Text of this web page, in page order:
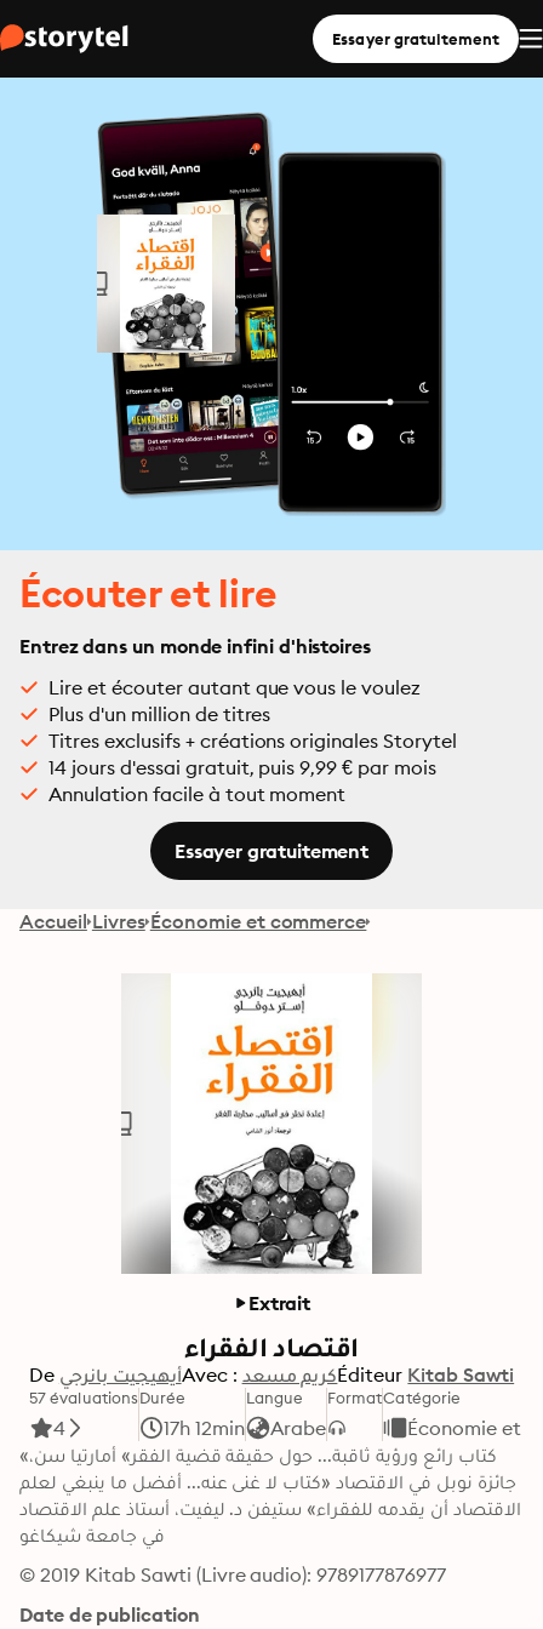
Essayer gratuitement
Écouter et lire
Entrez dans un monde infini d'histoires
Lire et écouter autant que vous le voulez
Plus d'un million de titres
Titres exclusifs + créations originales Storytel
14 jours d'essai gratuit, puis 9,99 € par mois
Annulation facile à tout moment
Essayer gratuitement
Accueil Livres Économie et commerce
Extrait
اقتصاد الفقراء
De أيهيجيت بانرجيAvec : كريم مسعدÉditeur Kitab Sawti
57 évaluations
4
Durée
17h 12min
Langue
Arabe
FormatCatégorie
Économie et
«كتاب رائع ورؤية ثاقبة... حول حقيقة قضية الفقر» أمارتيا سن،
جائزة نوبل في الاقتصاد «كتاب لا غنى عنه... أفضل ما ينبغي لعلم
الاقتصاد أن يقدمه للفقراء» ستيفن د. ليفيت، أستاذ علم الاقتصاد
في جامعة شيكاغو
© 2019 Kitab Sawti (Livre audio): 9789177876977
Date de publication